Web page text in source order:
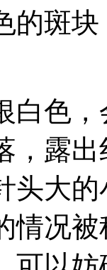
的斑
白色
，露
头大
情况